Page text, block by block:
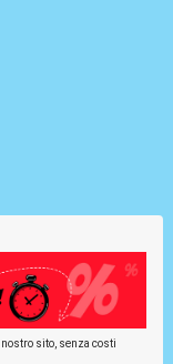
sito, senza costi